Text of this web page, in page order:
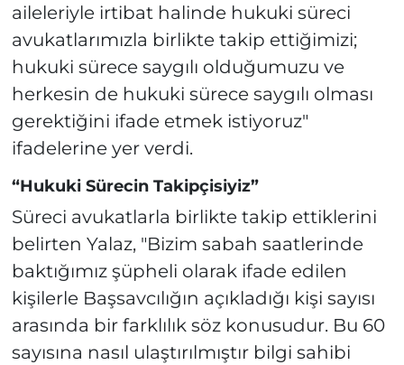
aileleriyle irtibat halinde hukuki süreci
avukatlarımızla birlikte takip ettiğimizi;
hukuki sürece saygılı olduğumuzu ve
herkesin de hukuki sürece saygılı olması
gerektiğini ifade etmek istiyoruz"
ifadelerine yer verdi.
“Hukuki Sürecin Takipçisiyiz”
Süreci avukatlarla birlikte takip ettiklerini
belirten Yalaz, "Bizim sabah saatlerinde
baktığımız şüpheli olarak ifade edilen
kişilerle Başsavcılığın açıkladığı kişi sayısı
arasında bir farklılık söz konusudur. Bu 60
sayısına nasıl ulaştırılmıştır bilgi sahibi